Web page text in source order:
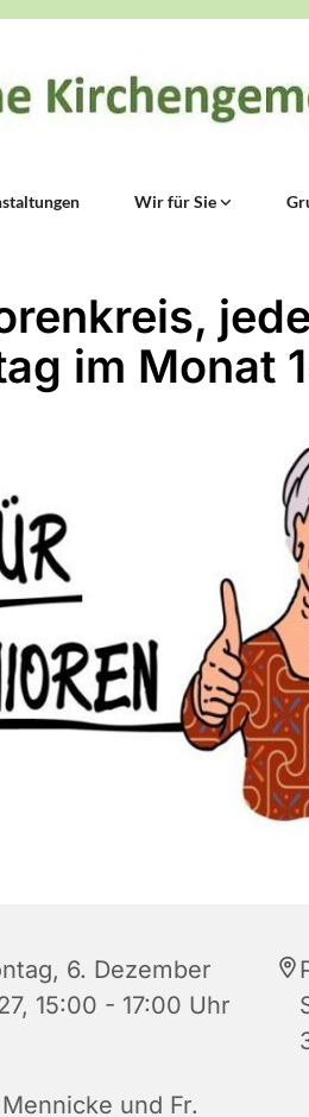
Wir für Sie
im Monat
6. Dezember
15:00 - 17:00 Uhr
und Fr.